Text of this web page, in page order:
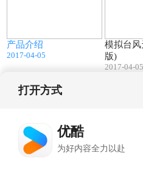
产品介绍
2017-04-05
模拟台
版)
2017-04-05
打开方式
优酷
为好内容全力以赴